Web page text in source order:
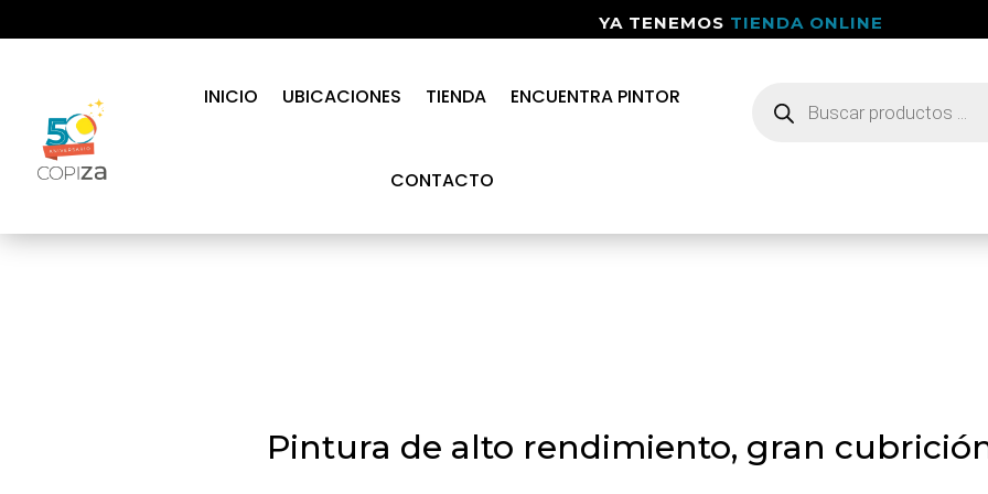
YA TENEMOS TIENDA ONLINE
INICIO UBICACIONES TIENDA ENCUENTRA PINTOR
CONTACTO
productos
Pintura de alto rendimiento, gran